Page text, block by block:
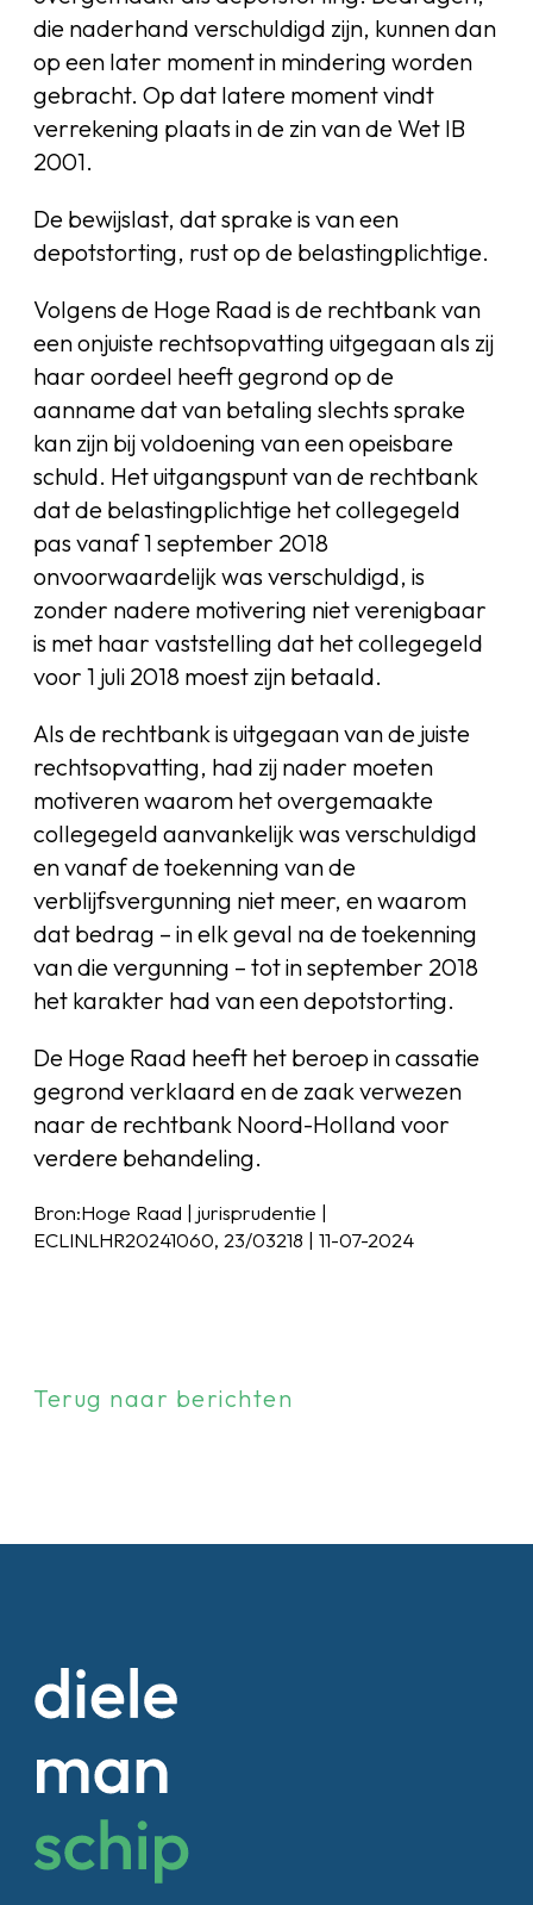
die naderhand verschuldigd zijn, kunnen dan
op een later moment in mindering worden
gebracht. Op dat latere moment vindt
verrekening plaats in de zin van de Wet IB
2001.
De bewijslast, dat sprake is van een
depotstorting, rust op de belastingplichtige.
Volgens de Hoge Raad is de rechtbank van
een onjuiste rechtsopvatting uitgegaan als zij
haar oordeel heeft gegrond op de
aanname dat van betaling slechts sprake
kan zijn bij voldoening van een opeisbare
schuld. Het uitgangspunt van de rechtbank
dat de belastingplichtige het collegegeld
pas vanaf 1 september 2018
onvoorwaardelijk was verschuldigd, is
zonder nadere motivering niet verenigbaar
is met haar vaststelling dat het collegegeld
voor 1 juli 2018 moest zijn betaald.
Als de rechtbank is uitgegaan van de juiste
rechtsopvatting, had zij nader moeten
motiveren waarom het overgemaakte
collegegeld aanvankelijk was verschuldigd
en vanaf de toekenning van de
verblijfsvergunning niet meer, en waarom
dat bedrag – in elk geval na de toekenning
van die vergunning – tot in september 2018
het karakter had van een depotstorting.
De Hoge Raad heeft het beroep in cassatie
gegrond verklaard en de zaak verwezen
naar de rechtbank Noord-Holland voor
verdere behandeling.
Bron:Hoge Raad | jurisprudentie |
ECLINLHR20241060, 23/03218 | 11-07-2024
Terug naar berichten